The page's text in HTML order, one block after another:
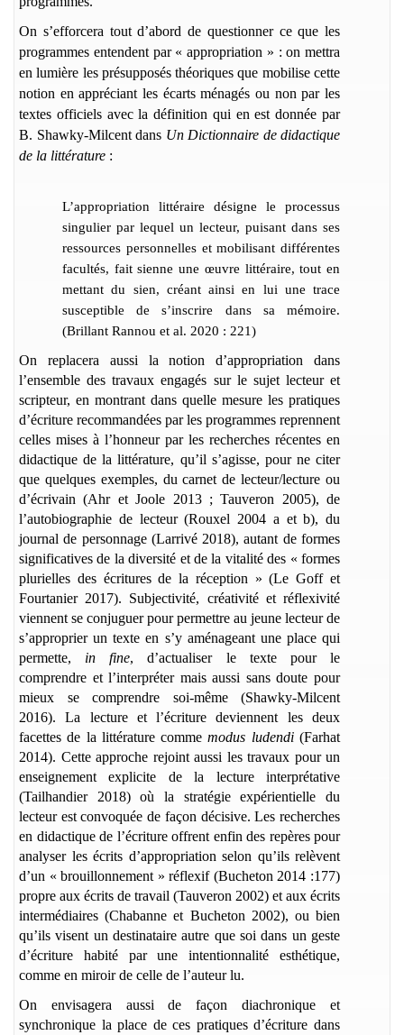
On s’efforcera tout d’abord de questionner ce que les
programmes entendent par « appropriation » : on mettra
en lumière les présupposés théoriques que mobilise cette
notion en appréciant les écarts ménagés ou non par les
textes officiels avec la définition qui en est donnée par
B. Shawky-Milcent dans Un Dictionnaire de didactique
de la littérature :
L’appropriation littéraire désigne le processus
singulier par lequel un lecteur, puisant dans ses
ressources personnelles et mobilisant différentes
facultés, fait sienne une œuvre littéraire, tout en
mettant du sien, créant ainsi en lui une trace
susceptible de s’inscrire dans sa mémoire.
(Brillant Rannou et al. 2020 : 221)
On replacera aussi la notion d’appropriation dans
l’ensemble des travaux engagés sur le sujet lecteur et
scripteur, en montrant dans quelle mesure les pratiques
d’écriture recommandées par les programmes reprennent
celles mises à l’honneur par les recherches récentes en
didactique de la littérature, qu’il s’agisse, pour ne citer
que quelques exemples, du carnet de lecteur/lecture ou
d’écrivain (Ahr et Joole 2013 ; Tauveron 2005), de
l’autobiographie de lecteur (Rouxel 2004 a et b), du
journal de personnage (Larrivé 2018), autant de formes
significatives de la diversité et de la vitalité des « formes
plurielles des écritures de la réception » (Le Goff et
Fourtanier 2017). Subjectivité, créativité et réflexivité
viennent se conjuguer pour permettre au jeune lecteur de
s’approprier un texte en s’y aménageant une place qui
permette, in fine, d’actualiser le texte pour le
comprendre et l’interpréter mais aussi sans doute pour
mieux se comprendre soi-même (Shawky-Milcent
2016). La lecture et l’écriture deviennent les deux
facettes de la littérature commemodus ludendi(Farhat
2014). Cette approche rejoint aussi les travaux pour un
enseignement explicite de la lecture interprétative
(Tailhandier 2018) où la stratégie expérientielle du
lecteur est convoquée de façon décisive. Les recherches
en didactique de l’écriture offrent enfin des repères pour
analyser les écrits d’appropriation selon qu’ils relèvent
d’un « brouillonnement » réflexif (Bucheton 2014 :177)
propre aux écrits de travail (Tauveron 2002) et aux écrits
intermédiaires (Chabanne et Bucheton 2002), ou bien
qu’ils visent un destinataire autre que soi dans un geste
d’écriture habité par une intentionnalité esthétique,
comme en miroir de celle de l’auteur lu.
On envisagera aussi de façon diachronique et
synchronique la place de ces pratiques d’écriture dans